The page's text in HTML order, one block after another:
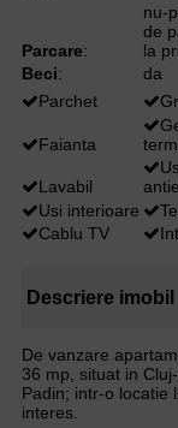
Parcare:
nu-
de
la
Beci: da
Parchet
Faianta
Lavabil
Usi interioare
Cablu TV
Descriere imobil
De vanzare
36 mp, situat in
Padin; intr-o locatie
interes.